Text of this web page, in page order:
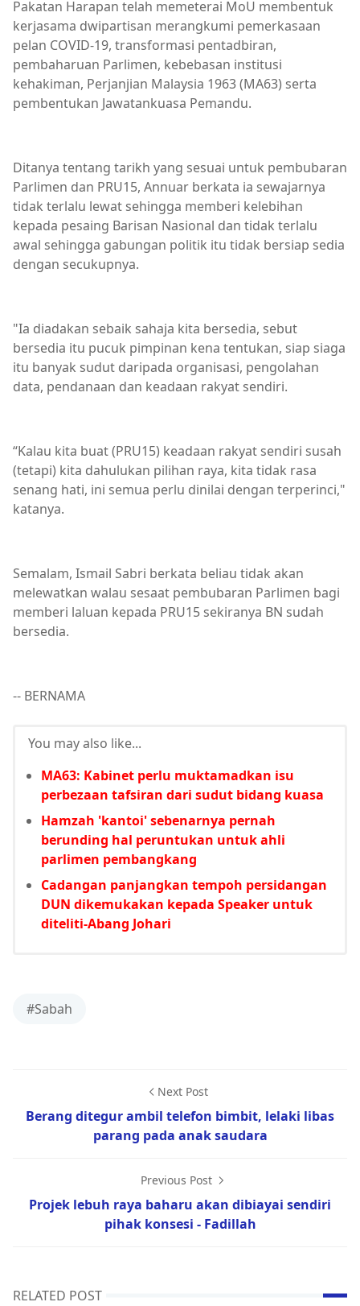
Pakatan Harapan telah memeterai MoU membentuk
kerjasama dwipartisan merangkumi pemerkasaan
pelan COVID-19, transformasi pentadbiran,
pembaharuan Parlimen, kebebasan institusi
kehakiman, Perjanjian Malaysia 1963 (MA63) serta
pembentukan Jawatankuasa Pemandu.
Ditanya tentang tarikh yang sesuai untuk pembubaran
Parlimen dan PRU15, Annuar berkata ia sewajarnya
tidak terlalu lewat sehingga memberi kelebihan
kepada pesaing Barisan Nasional dan tidak terlalu
awal sehingga gabungan politik itu tidak bersiap sedia
dengan secukupnya.
"Ia diadakan sebaik sahaja kita bersedia, sebut
bersedia itu pucuk pimpinan kena tentukan, siap siaga
itu banyak sudut daripada organisasi, pengolahan
data, pendanaan dan keadaan rakyat sendiri.
“Kalau kita buat (PRU15) keadaan rakyat sendiri susah
(tetapi) kita dahulukan pilihan raya, kita tidak rasa
senang hati, ini semua perlu dinilai dengan terperinci,"
katanya.
Semalam, Ismail Sabri berkata beliau tidak akan
melewatkan walau sesaat pembubaran Parlimen bagi
memberi laluan kepada PRU15 sekiranya BN sudah
bersedia.
-- BERNAMA
You may also like...
MA63: Kabinet perlu muktamadkan isu
perbezaan tafsiran dari sudut bidang kuasa
Hamzah 'kantoi' sebenarnya pernah
berunding hal peruntukan untuk ahli
parlimen pembangkang
Cadangan panjangkan tempoh persidangan
DUN dikemukakan kepada Speaker untuk
diteliti-Abang Johari
#Sabah
Next Post
Berang ditegur ambil telefon bimbit, lelaki libas
parang pada anak saudara
Previous Post
Projek lebuh raya baharu akan dibiayai sendiri
pihak konsesi - Fadillah
RELATED POST